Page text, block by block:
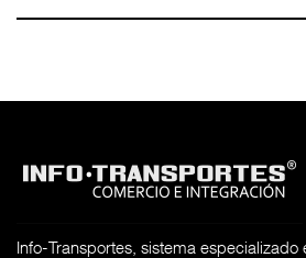
Info-Transportes, sistema